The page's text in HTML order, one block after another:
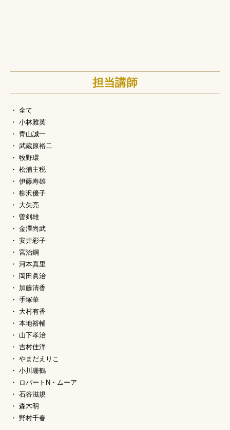
担当講師
全て
小林雅英
青山誠一
武蔵原裕二
牧野環
松浦主税
伊藤寿雄
柳沢優子
大矢亮
曽剣雄
金澤尚武
安井彩子
宮治鋼
河本真里
岡田眞治
加藤清香
手塚華
大村有香
本地裕輔
山下孝治
吉村佳洋
やまだえりこ
小川珊鶴
ロバートN・ムーア
石谷滋規
森木明
野村千春